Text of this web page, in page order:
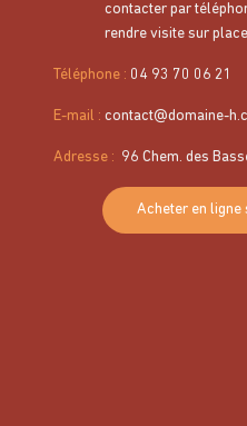
contacter par
rendre visite sur
Adresse: 96 Chem. des
Téléphone : 04 93 70 06 21
E-mail : contact@domaine-
Acheter en ligne